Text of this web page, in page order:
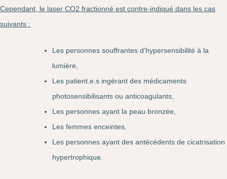
Cependant, le laser CO2 fractionné est contre-indiqué dans les cas
suivants :
Les personnes souffrantes d’hypersensibilité à la
lumière,
Les patient.e.s ingérant des médicaments
photosensibilisants ou anticoagulants,
Les personnes ayant la peau bronzée,
Les femmes enceintes,
Les personnes ayant des antécédents de cicatrisation
hypertrophique.